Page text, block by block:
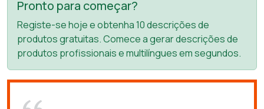
Pronto para começar?
Registe-se hoje e obtenha 10 descrições de
produtos gratuitas. Comece a gerar descrições de
produtos profissionais e multilíngues em segundos.